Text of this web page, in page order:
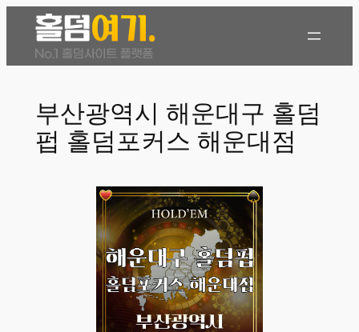
부산광역시 해운대구 홀덤
펍 홀덤포커스 해운대점